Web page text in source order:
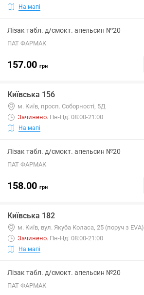
На мапі
Лізак табл. д/смокт. апельсин №20
ПАТ ФАРМАК
157.00 грн
Київська 156
м. Київ, просп. Соборності, 5Д
Зачинено. Пн-Нд: 08:00-21:00
На мапі
Лізак табл. д/смокт. апельсин №20
ПАТ ФАРМАК
158.00 грн
Київська 182
м. Київ, вул. Якуба Коласа, 25 (поруч з EVA)
Зачинено. Пн-Нд: 08:00-21:00
На мапі
Лізак табл. д/смокт. апельсин №20
ПАТ ФАРМАК